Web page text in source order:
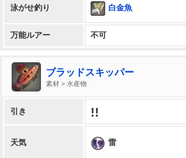
泳がせ釣り 白金魚
万能ルアー 不可
ブラッドスキッパー
素材 > 水産物
引き !!
天気 雷